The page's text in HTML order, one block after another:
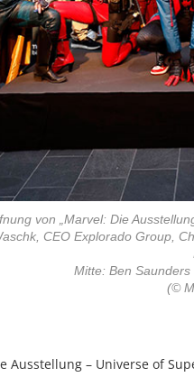
von „Marvel: Die
CEO Explorado Group,
Mitte: Ben
(©
Ausstellung – Universe of